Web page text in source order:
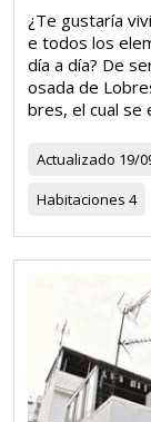
¿Te gustaría
e todos los
día a día? De
osada de
bres, el cual se
Actualizado 19/
Habitaciones 4